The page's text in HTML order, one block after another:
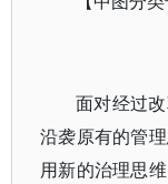
面对经过
沿袭原有的管
用新的治理思